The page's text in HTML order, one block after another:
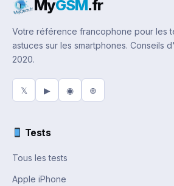
MyGSM.fr
Votre référence francophone pour les
astuces sur les smartphones. Conseils
2020.
𝕏 ▶ ◉ ⊕
Tests
Tous les tests
Apple iPhone